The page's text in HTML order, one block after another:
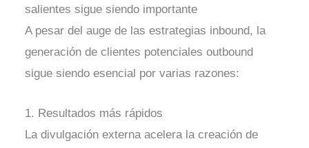
salientes sigue siendo importante
A pesar del auge de las estrategias inbound, la
generación de clientes potenciales outbound
sigue siendo esencial por varias razones:
1. Resultados más rápidos
La divulgación externa acelera la creación de